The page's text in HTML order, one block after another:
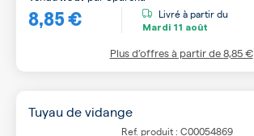
8,85 € Livré à partir du
Mardi 11 août
Plus d’offres à partir de8,85 €
Tuyau de vidange
Ref. produit : C00054869